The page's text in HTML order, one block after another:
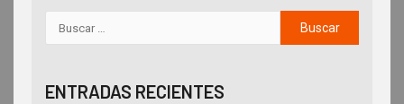
ENTRADAS RECIENTES